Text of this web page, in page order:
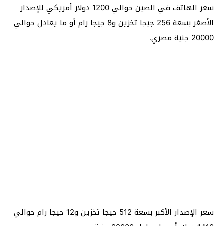
سعر الهاتف في الصين حوالي 1200 دولار أمريكي للإصدار
الأصغر بسعة 256 جيجا تخزين و8 جيجا رام أو ما يعادل حوالي
20000 جنية مصري.
سعر الإصدار الأكبر بسعة 512 جيجا تخزين و12 جيجا رام حوالي